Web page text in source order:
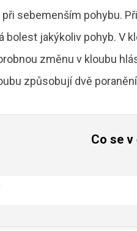
sebemenším pohybu.
bolest jakýkoliv pohyb. V
změnu v kloubu
způsobují dvě
Co se